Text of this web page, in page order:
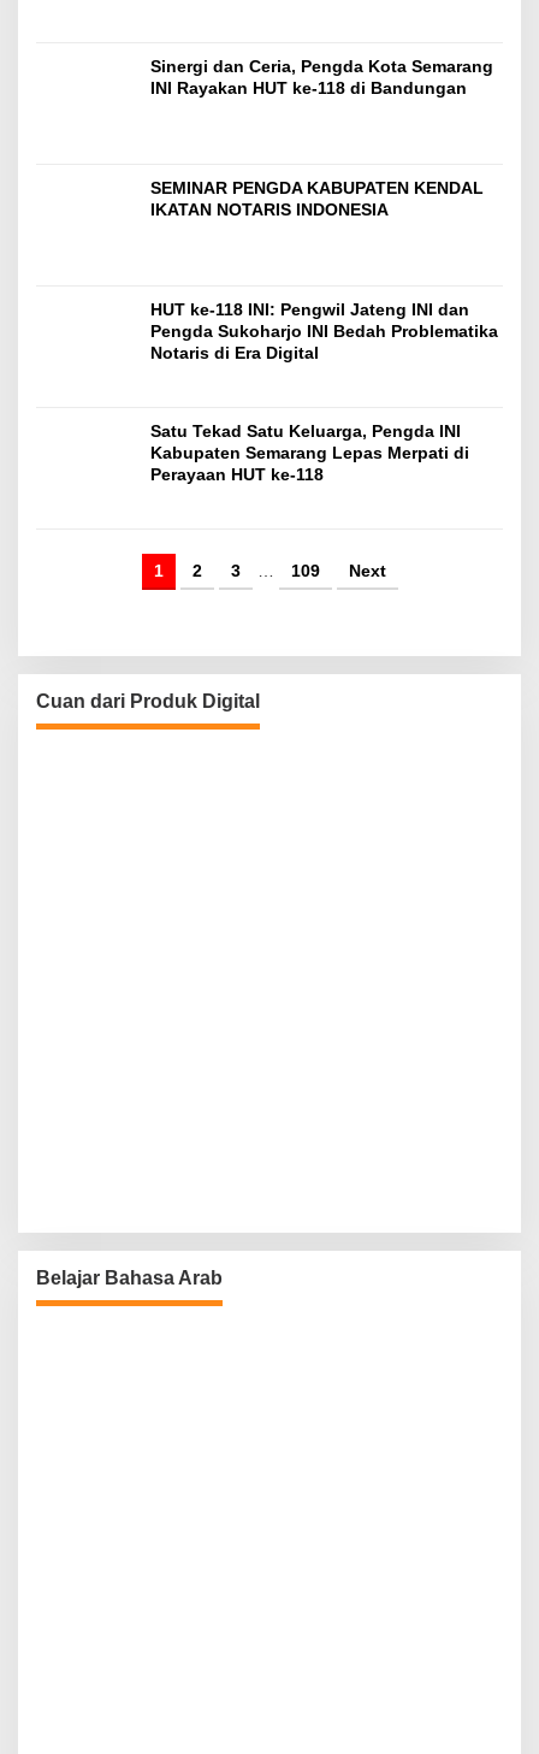
Sinergi dan Ceria, Pengda Kota Semarang
INI Rayakan HUT ke-118 di Bandungan
SEMINAR PENGDA KABUPATEN KENDAL
IKATAN NOTARIS INDONESIA
HUT ke-118 INI: Pengwil Jateng INI dan
Pengda Sukoharjo INI Bedah Problematika
Notaris di Era Digital
Satu Tekad Satu Keluarga, Pengda INI
Kabupaten Semarang Lepas Merpati di
Perayaan HUT ke-118
1 2 3 … 109 Next
Cuan dari Produk Digital
Belajar Bahasa Arab